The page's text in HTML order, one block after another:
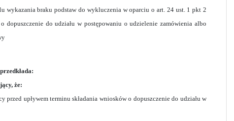
wykazania braku podstaw do wykluczenia w oparciu o art. 24 ust. 1 pkt 2
dopuszczenie do udziału w postępowaniu o udzielenie zamówienia albo
że:
upływem terminu składania wniosków o dopuszczenie do udziału w